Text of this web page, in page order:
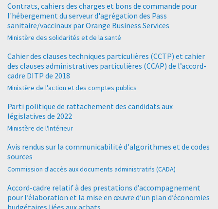
Contrats, cahiers des charges et bons de commande pour
l'hébergement du serveur d'agrégation des Pass
sanitaire/vaccinaux par Orange Business Services
Ministère des solidarités et de la santé
Cahier des clauses techniques particulières (CCTP) et cahier
des clauses administratives particulières (CCAP) de l’accord-
cadre DITP de 2018
Ministère de l'action et des comptes publics
Parti politique de rattachement des candidats aux
législatives de 2022
Ministère de l'Intérieur
Avis rendus sur la communicabilité d'algorithmes et de codes
sources
Commission d'accès aux documents administratifs (CADA)
Accord-cadre relatif à des prestations d’accompagnement
pour l’élaboration et la mise en œuvre d’un plan d’économies
budgétaires liées aux achats